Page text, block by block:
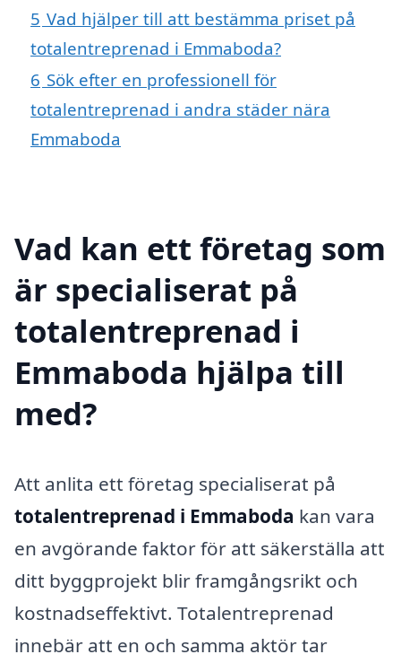
5 Vad hjälper till att bestämma priset på
totalentreprenad i Emmaboda?
6 Sök efter en professionell för
totalentreprenad i andra städer nära
Emmaboda
Vad kan ett företag som
är specialiserat på
totalentreprenad i
Emmaboda hjälpa till
med?
Att anlita ett företag specialiserat på
totalentreprenad i Emmaboda kan vara
en avgörande faktor för att säkerställa att
ditt byggprojekt blir framgångsrikt och
kostnadseffektivt. Totalentreprenad
innebär att en och samma aktör tar